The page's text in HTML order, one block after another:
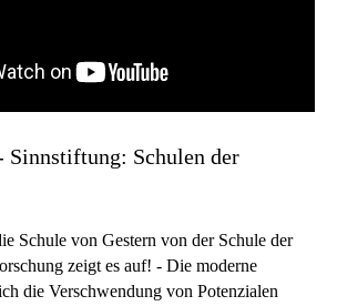
Sinnstiftung: Schulen der
Schule von Gestern von der Schule der
zeigt es auf! - Die moderne
die Verschwendung von Potenzialen